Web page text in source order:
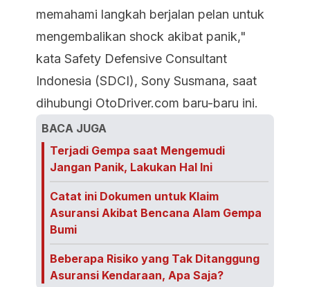
memahami langkah berjalan pelan untuk
mengembalikan shock akibat panik,"
kata Safety Defensive Consultant
Indonesia (SDCI), Sony Susmana, saat
dihubungi OtoDriver.com baru-baru ini.
BACA JUGA
Terjadi Gempa saat Mengemudi
Jangan Panik, Lakukan Hal Ini
Catat ini Dokumen untuk Klaim
Asuransi Akibat Bencana Alam Gempa
Bumi
Beberapa Risiko yang Tak Ditanggung
Asuransi Kendaraan, Apa Saja?